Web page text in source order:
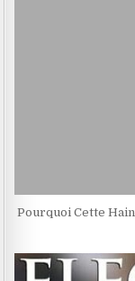
Pourquoi Cette